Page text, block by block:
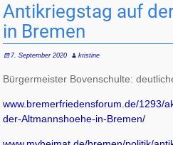
Antikriegstag auf
in Bremen
7. September 2020 kristine
Bürgermeister Bovenschulte:
www.bremerfriedensforum.de/1293/
der-Altmannshoehe-in-Bremen/